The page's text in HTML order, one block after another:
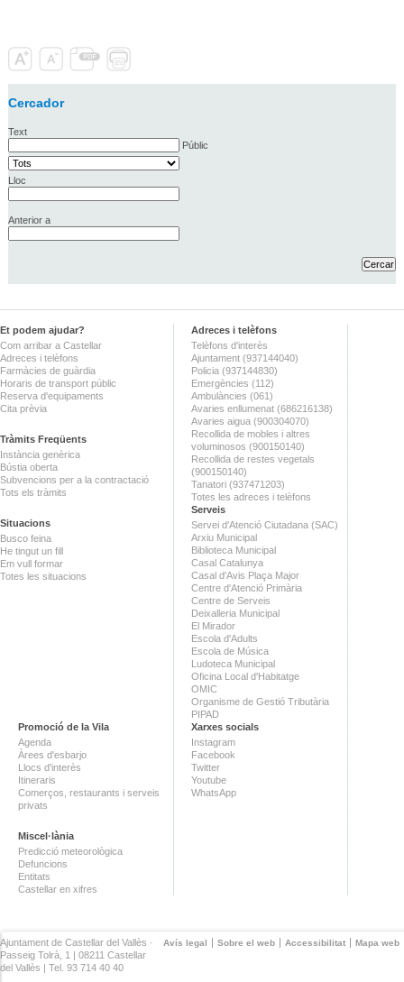
Cercador
Text
Públic
Lloc
Anterior a
Et podem ajudar?
Com arribar a Castellar
Adreces i telèfons
Farmàcies de guàrdia
Horaris de transport públic
Reserva d'equipaments
Cita prèvia
Tràmits Freqüents
Instància genèrica
Bústia oberta
Subvencions per a la contractació
Tots els tràmits
Situacions
Busco feina
He tingut un fill
Em vull formar
Totes les situacions
Adreces i telèfons
Telèfons d'interès
Ajuntament (937144040)
Policia (937144830)
Emergències (112)
Ambulàncies (061)
Avaries enllumenat (686216138)
Avaries aigua (900304070)
Recollida de mobles i altres
voluminosos (900150140)
Recollida de restes vegetals
(900150140)
Tanatori (937471203)
Totes les adreces i telèfons
Serveis
Servei d'Atenció Ciutadana (SAC)
Arxiu Municipal
Biblioteca Municipal
Casal Catalunya
Casal d'Avis Plaça Major
Centre d'Atenció Primària
Centre de Serveis
Deixalleria Municipal
El Mirador
Escola d'Adults
Escola de Música
Ludoteca Municipal
Oficina Local d'Habitatge
OMIC
Organisme de Gestió Tributària
PIPAD
Promoció de la Vila
Agenda
Àrees d'esbarjo
Llocs d'interès
Itineraris
Comerços, restaurants i serveis
privats
Miscel·lània
Predicció meteorològica
Defuncions
Entitats
Castellar en xifres
Xarxes socials
Instagram
Facebook
Twitter
Youtube
WhatsApp
Avís legal Sobre el web Accessibilitat Mapa web
Ajuntament de Castellar del Vallès ·
Passeig Tolrà, 1 | 08211 Castellar
del Vallès | Tel. 93 714 40 40